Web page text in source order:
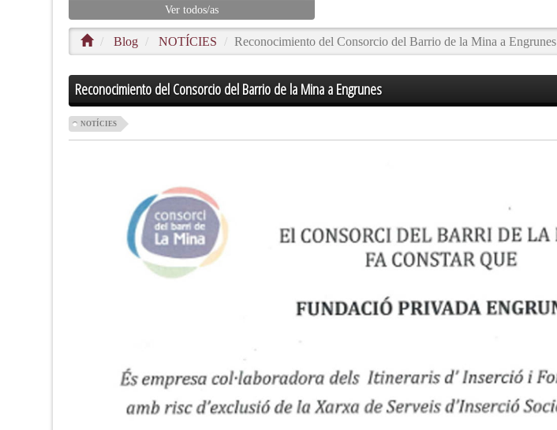
Cataluña
Ver todos/as
Blog NOTÍCIES Reconocimiento del Consorcio del Barrio de la Mina a Engrunes
Reconocimiento del Consorcio del Barrio de la Mina a Engrunes
NOTÍCIES